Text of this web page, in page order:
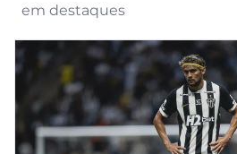
em destaques